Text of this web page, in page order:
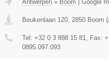
Antwerpen » Boom | Google
Beukenlaan 120 2850 Boom (
Tel: +32 0 3 888 15 81 , Fax:
0895.097.093